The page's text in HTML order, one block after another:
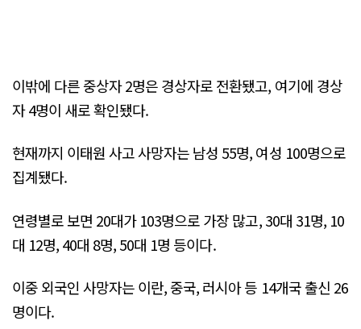
이밖에 다른 중상자 2명은 경상자로 전환됐고, 여기에 경상
자 4명이 새로 확인됐다.
현재까지 이태원 사고 사망자는 남성 55명, 여성 100명으로
집계됐다.
연령별로 보면 20대가 103명으로 가장 많고, 30대 31명, 10
대 12명, 40대 8명, 50대 1명 등이다.
이중 외국인 사망자는 이란, 중국, 러시아 등 14개국 출신 26
명이다.